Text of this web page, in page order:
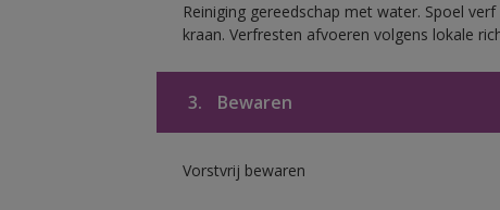
Reiniging gereedschap met water. Spoel
kraan. Verfresten afvoeren volgens lokale
3. Bewaren
Vorstvrij bewaren